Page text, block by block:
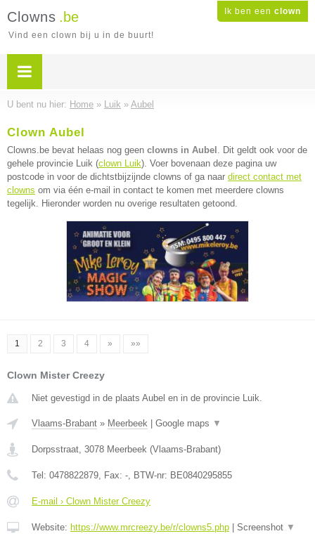
Ik ben een clown
Clowns .be
Vind een clown bij u in de buurt!
U bent nu hier: Home » Luik » Aubel
Clown Aubel
Clowns.be bevat helaas nog geen clowns in Aubel . Dit geldt ook voor de
gehele provincie Luik (clown Luik). Voer bovenaan deze pagina uw
postcode in voor de dichtstbijzijnde clowns of ga naar direct contact met
clowns om via één e-mail in contact te komen met meerdere clowns
tegelijk. Hieronder worden nu overige resultaten getoond.
1 2 3 4 » »»
Clown Mister Creezy
Niet gevestigd in de plaats Aubel en in de provincie Luik.
Vlaams-Brabant » Meerbeek Google maps ▼
Dorpsstraat, 3078 Meerbeek (Vlaams-Brabant)
Tel: 0478822879, Fax: -, BTW-nr: BE0840295855
E-mail › Clown Mister Creezy
Website: https://www.mrcreezy.be/r/clowns5.php Screenshot ▼